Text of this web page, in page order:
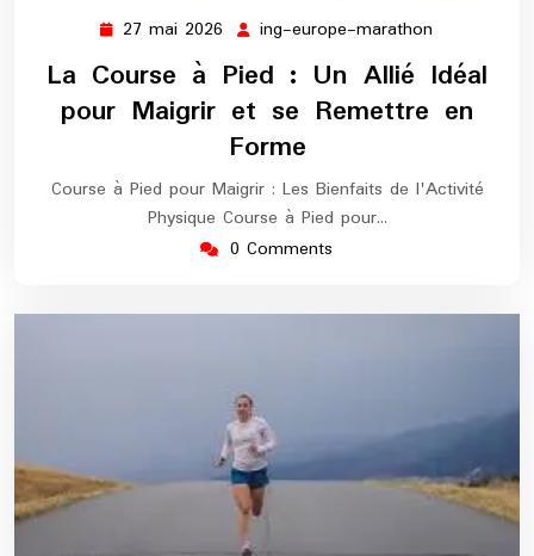
27 mai 2026 27
mai
2026
ing-europe-marathon
europe-
marathon
La Course à Pied : Un Allié Idéal
pour Maigrir et se Remettre en
Forme
Course à Pied pour Maigrir : Les Bienfaits de l'Activité
Physique Course à Pied pour…
0 Comments